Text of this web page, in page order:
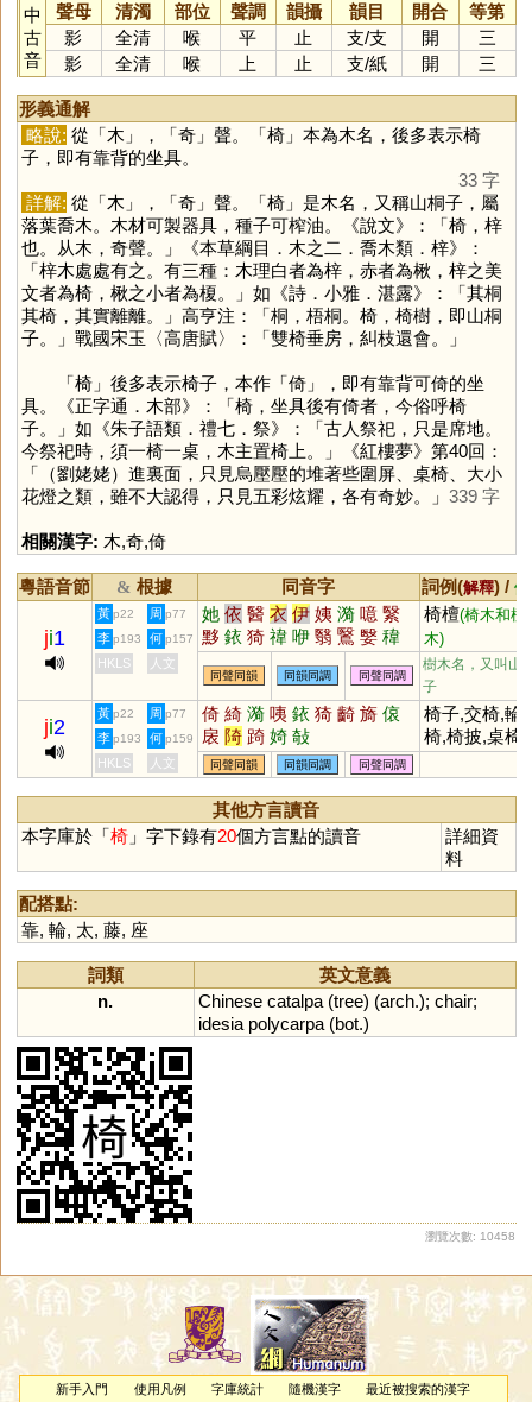
中
古
音
聲母 清濁 部位 聲調 韻攝 韻目 開合
等第
影
全清 喉 平 止 支/支 開
三
影
全清 喉 上 止 支/紙 開 三
形義通解
略說: 從「木」，「奇」聲。「椅」本為木名，後多表示椅
子，即有靠背的坐具。
33 字
詳解: 從「木」，「奇」聲。「椅」是木名，又稱山桐子，屬
落葉喬木。木材可製器具，種子可榨油。《說文》：「椅，梓
也。从木，奇聲。」《本草綱目．木之二．喬木類．梓》：
「梓木處處有之。有三種：木理白者為梓，赤者為楸，梓之美
文者為椅，楸之小者為榎。」如《詩．小雅．湛露》：「其桐
其椅，其實離離。」高亨注：「桐，梧桐。椅，椅樹，即山桐
子。」戰國宋玉〈高唐賦〉：「雙椅垂房，糾枝還會。」
「椅」後多表示椅子，本作「倚」，即有靠背可倚的坐
具。《正字通．木部》：「椅，坐具後有倚者，今俗呼椅
子。」如《朱子語類．禮七．祭》：「古人祭祀，只是席地。
今祭祀時，須一椅一桌，木主置椅上。」《紅樓夢》第40回：
「（劉姥姥）進裏面，只見烏壓壓的堆著些圍屏、桌椅、大小
花燈之類，雖不大認得，只見五彩炫耀，各有奇妙。」 339 字
相關漢字: 木,奇,倚
粵語音節 & 根據 同音字 詞例(解釋) /
ji1
黃 p22 周 p77 她 依 醫 衣 伊 姨 漪 噫 繄
黟 銥 猗 禕 咿 翳 鷖 嫛 稦
檹 洢 黳 毉 瑿 郼 蛜 欹
椅檀(椅木和檀
木)
李 p193 何 p157
HKLS 人文
同聲同韻 同韻同調 同聲同調
樹木名，又叫山
子
ji2
黃 p22 周 p77 倚 綺 漪 咦 銥 猗 齮 旖 偯
扆 陭 踦 婍 敧
椅子,交椅,輪
椅,椅披,桌椅
李 p193 何 p159
HKLS 人文 同聲同韻 同韻同調 同聲同調
其他方言讀音
本字庫於「椅」字下錄有20個方言點的讀音
詳細資
料
配搭點:
靠, 輪, 太, 藤, 座
詞類
英文意義
n.
Chinese catalpa(tree) (arch.); chair;
idesia polycarpa(bot.)
瀏覽次數: 10458
新手入門 使用凡例 字庫統計 隨機漢字 最近被搜索的漢字